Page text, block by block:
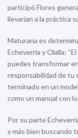
participó Flores
llevarían a la práctica
Maturana es
Echeverría y Olalla:
puedes transformar
responsabilidad de tu
terminado en un
como un manual con
​Por su parte
y más bien buscando